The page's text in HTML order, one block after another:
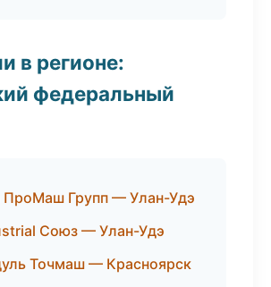
в регионе:
федеральный
ПроМаш Групп — Улан-Удэ
Союз — Улан-Удэ
Точмаш — Красноярск